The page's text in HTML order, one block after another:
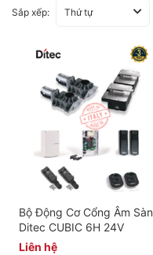
Sắp xếp: Thứ tự
Bộ Động Cơ Cổng Âm Sàn
Ditec CUBIC 6H 24V
Liên hệ